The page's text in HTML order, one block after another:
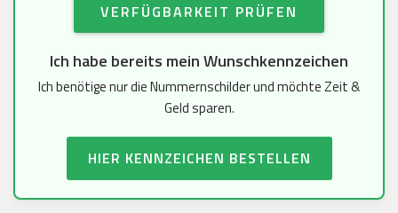
VERFÜGBARKEIT PRÜFEN
Ich habe bereits mein Wunschkennzeichen
Ich benötige nur die Nummernschilder und möchte Zeit &
Geld sparen.
HIER KENNZEICHEN BESTELLEN